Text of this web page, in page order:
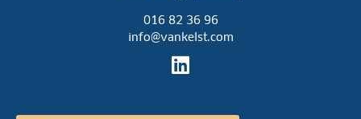
016 82 36 96
info@vankelst.com